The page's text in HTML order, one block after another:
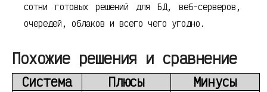
сотни готовых решений для БД, веб-серверов,
очередей, облаков и всего чего угодно.
Похожие решения и сравнение
Система Плюсы Минусы